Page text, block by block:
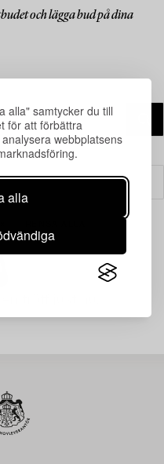
alla" samtycker du till
för att förbättra
webbplatsens
alla
och lägga bud på dina